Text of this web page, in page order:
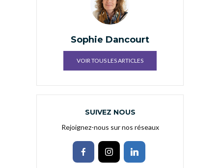
Sophie Dancourt
VOIR TOUS LES ARTICLES
SUIVEZ NOUS
Rejoignez-nous sur nos réseaux